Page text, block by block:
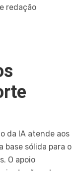
redação
da IA atende aos
base sólida para o
O apoio